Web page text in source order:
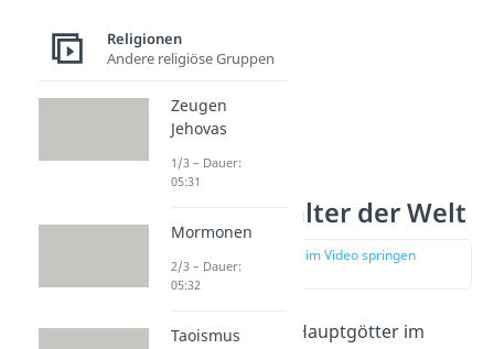
Vishnu, Erhalter der Welt
zur Stelle im Video springen
Vishnu, einer der Hauptgötter im
Religionen
Andere religiöse Gruppen
Zeugen
Jehovas
1/3 – Dauer:
05:31
Mormonen
2/3 – Dauer:
05:32
Taoismus